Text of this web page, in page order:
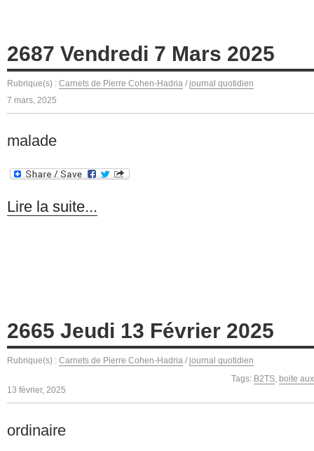
2687 Vendredi 7 Mars 2025
Rubrique(s) : Carnets de Pierre Cohen-Hadria / journal quotidien
7 mars, 2025
malade
Lire la suite...
2665 Jeudi 13 Février 2025
Rubrique(s) : Carnets de Pierre Cohen-Hadria / journal quotidien
Tags: B2TS boite
13 février, 2025
ordinaire